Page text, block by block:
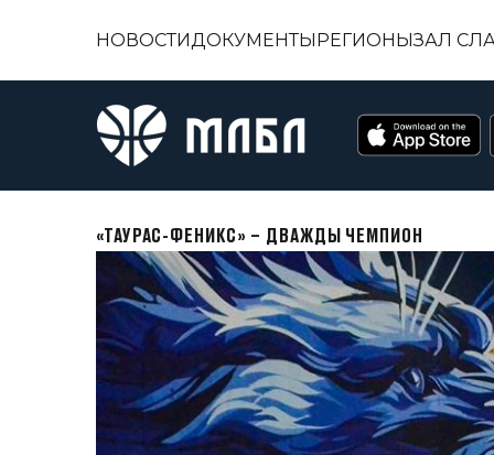
НОВОСТИДОКУМЕНТЫРЕГИОНЫЗАЛ
«ТАУРАС-ФЕНИКС» – ДВАЖДЫ ЧЕМПИОН